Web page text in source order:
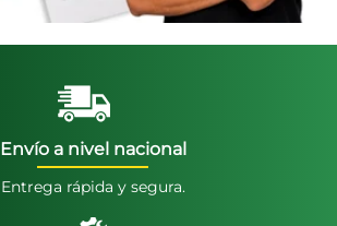
Envío a nivel nacional
Entrega rápida y segura.